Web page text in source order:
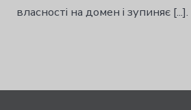
власності на домен і зупиняє [...].